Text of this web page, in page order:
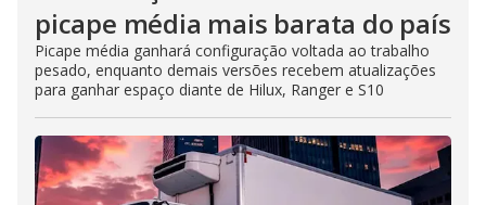
picape média mais barata do país
Picape média ganhará configuração voltada ao trabalho
pesado, enquanto demais versões recebem atualizações
para ganhar espaço diante de Hilux, Ranger e S10